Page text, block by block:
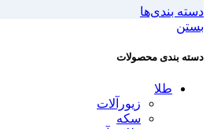
دسته بندی‌ها
بستن
دسته بندی محصولات
طلا
زیورآلات
سکه